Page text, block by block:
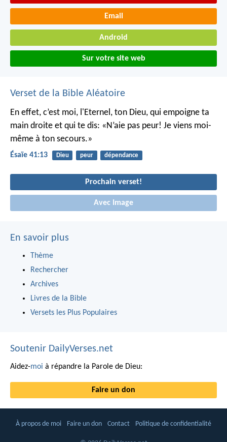
Email
Android
Sur votre site web
Verset de la Bible Aléatoire
En effet, c’est moi, l'Eternel, ton Dieu, qui empoigne ta
main droite et qui te dis: «N’aie pas peur! Je viens moi-
même à ton secours.»
Ésaïe 41:13 Dieu peur dépendance
Prochain verset!
Avec Image
En savoir plus
Thème
Rechercher
Archives
Livres de la Bible
Versets les Plus Populaires
Soutenir DailyVerses.net
Aidez-moi à répandre la Parole de Dieu:
Faire un don
À propos de moi Faire un don Contact Politique de confidentialité